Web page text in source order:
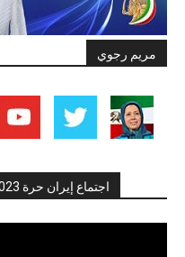
مريم رجوي
اجتماع إيران حرة 2023: إلى الأمام نحو جمهورية ديمقراطية